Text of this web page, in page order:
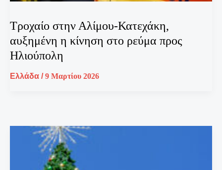
Τροχαίο στην Αλίμου-Κατεχάκη,
αυξημένη η κίνηση στο ρεύμα προς
Ηλιούπολη
Ελλάδα /9 Μαρτίου 2026